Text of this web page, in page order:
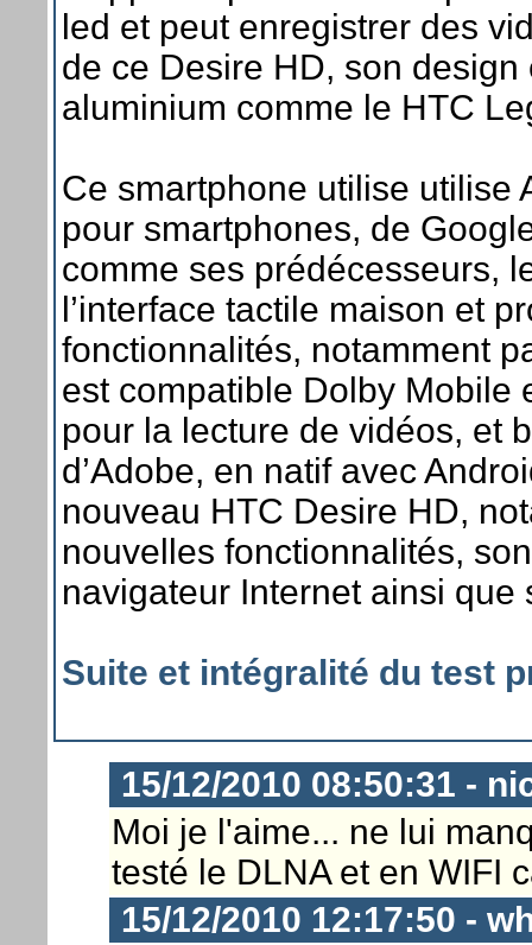
led et peut enregistrer des
de ce Desire HD, son
aluminium comme le HTC
Ce smartphone utilise utilise
pour smartphones, de
comme ses prédécesseurs,
l’interface tactile maison et
fonctionnalités, notamment
est compatible Dolby Mobile
pour la lecture de vidéos, et
d’Adobe, en natif avec
nouveau HTC Desire HD,
nouvelles fonctionnalités,
navigateur Internet ainsi que
Suite et intégralité du test
15/12/2010 08:50:31 -
Moi je l'aime... ne lui
testé le DLNA et en WIFI
15/12/2010 12:17:50 -